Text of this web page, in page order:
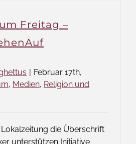
Freitag –
| Februar 17th,
, Medien, Religion und
die Überschrift
unterstützen Initiative